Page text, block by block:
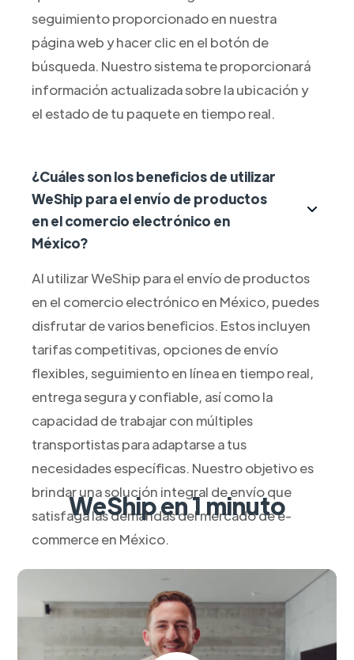
seguimiento proporcionado en nuestra
página web y hacer clic en el botón de
búsqueda. Nuestro sistema te proporcionará
información actualizada sobre la ubicación y
el estado de tu paquete en tiempo real.
¿Cuáles son los beneficios de utilizar
WeShip para el envío de productos
en el comercio electrónico en
México?
Al utilizar WeShip para el envío de productos
en el comercio electrónico en México, puedes
disfrutar de varios beneficios. Estos incluyen
tarifas competitivas, opciones de envío
flexibles, seguimiento en línea en tiempo real,
entrega segura y confiable, así como la
capacidad de trabajar con múltiples
transportistas para adaptarse a tus
necesidades específicas. Nuestro objetivo es
brindar una solución integral de envío que
satisfaga las demandas del mercado de e-
commerce en México.
WeShip en 1 minuto